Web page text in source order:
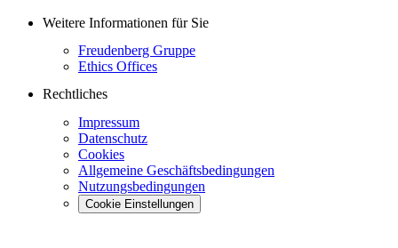
Weitere Informationen für Sie
Freudenberg Gruppe
Ethics Offices
Rechtliches
Impressum
Datenschutz
Cookies
Allgemeine Geschäftsbedingungen
Nutzungsbedingungen
Cookie Einstellungen